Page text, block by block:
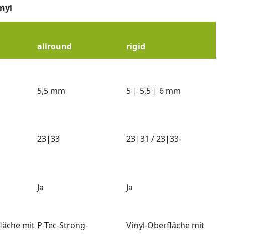
allround rigid
5,5 mm 5 | 5,5 | 6 mm
23|33 23|31 / 23|33
Ja Ja
mit P-Tec-Strong-
Vinyl-Oberfläche mit